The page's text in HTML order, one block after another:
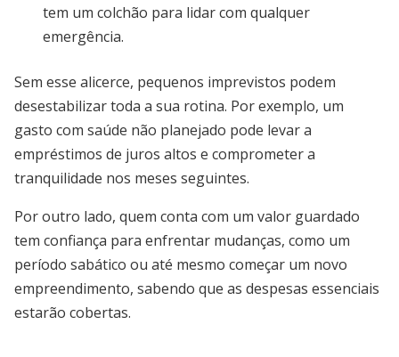
tem um colchão para lidar com qualquer
emergência.
Sem esse alicerce, pequenos imprevistos podem
desestabilizar toda a sua rotina. Por exemplo, um
gasto com saúde não planejado pode levar a
empréstimos de juros altos e comprometer a
tranquilidade nos meses seguintes.
Por outro lado, quem conta com um valor guardado
tem confiança para enfrentar mudanças, como um
período sabático ou até mesmo começar um novo
empreendimento, sabendo que as despesas essenciais
estarão cobertas.